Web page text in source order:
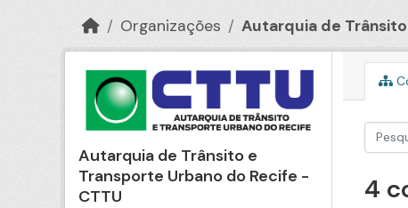
Organizações Autarquia de Trânsito
Autarquia de Trânsito e
Transporte Urbano do Recife -
CTTU
4